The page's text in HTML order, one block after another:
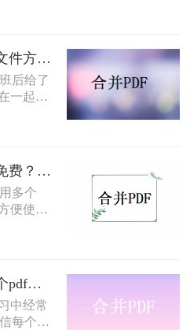
了方便
件。
如何合并pdf？三个合并文件方法分享！
后给了
一起抓
不行，
，于是
们就来
电脑上怎么进行pdf合并免费？这三种秘方分享给你！
多个
便使
合并成
脑上怎
如何把多个pdf合并成一个pdf？分享合并PDF的三个方法！
中经常
每个人